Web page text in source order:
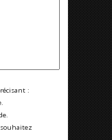
: